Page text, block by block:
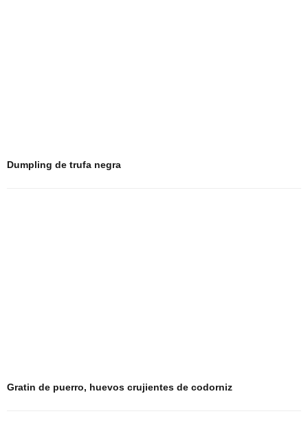
Dumpling de trufa negra
Gratin de puerro, huevos crujientes de codorniz